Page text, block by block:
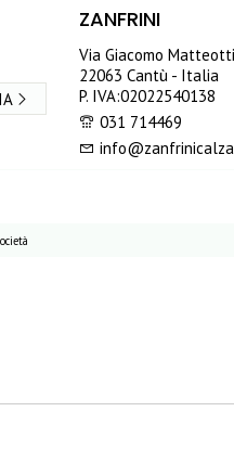
ZANFRINI
Via Giacomo
22063 Cantù - Italia
P. IVA:02022540138
031 714469